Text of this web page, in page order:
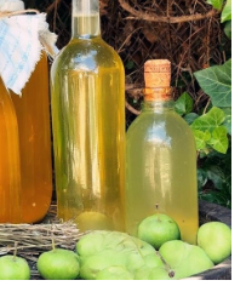
пов'язана з
на виробництво для
волоського горіху,